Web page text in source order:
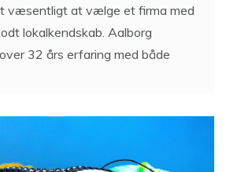
væsentligt at vælge et firma med
lokalkendskab. Aalborg
32 års erfaring med både